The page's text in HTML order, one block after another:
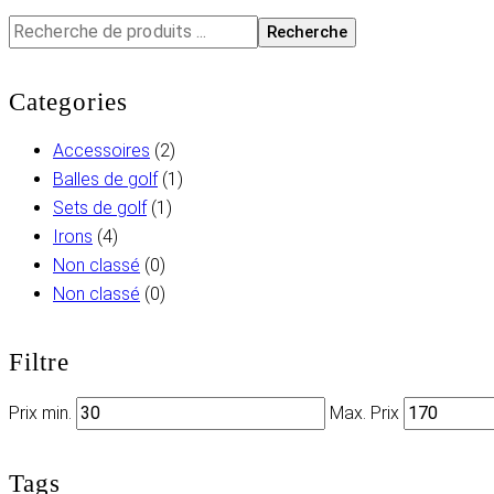
Recherche
Categories
Accessoires (2)
Balles de golf (1)
Sets de golf (1)
Irons (4)
Non classé (0)
Non classé (0)
Filtre
Prix min. Max. Prix
Tags